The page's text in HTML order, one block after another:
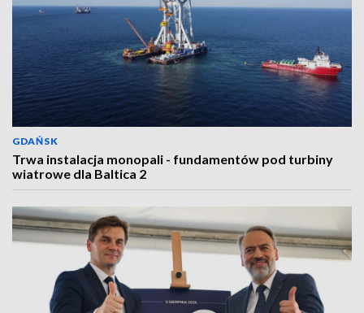
GDAŃSK
Trwa instalacja monopali - fundamentów pod turbiny
wiatrowe dla Baltica 2